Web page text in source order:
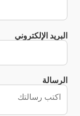
البريد الإلكتروني
الرسالة